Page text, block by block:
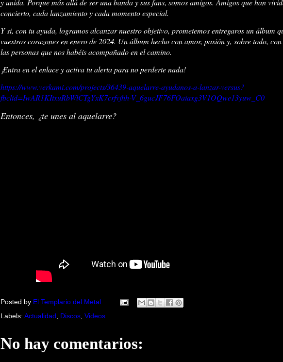
y unida. Porque más allá de ser una banda y sus fans, somos amigos. Amigos que han
concierto, cada lanzamiento y cada momento especial.
Y si, con tu ayuda, logramos alcanzar nuestro objetivo, prometemos entregaros un álbum
vuestros corazones en enero de 2024. Un álbum hecho con amor, pasión y, sobre todo,
las personas que nos habéis acompañado en el camino.
¡Entra en el enlace y activa tu alerta para no perderte nada!
https://www.verkami.com/projects/36439-aquelarre-ayudanos-a-lanzar-versus?
fbclid=IwAR1KItxuRbWlCTgYxK7crfvjhh-V_6gucJF76FOaiaxg3V1OQwe13yuw_C0
Entonces, ¿te unes al aquelarre?
Posted by El Templario del Metal
Labels: Actualidad Discos Videos
No hay comentarios: